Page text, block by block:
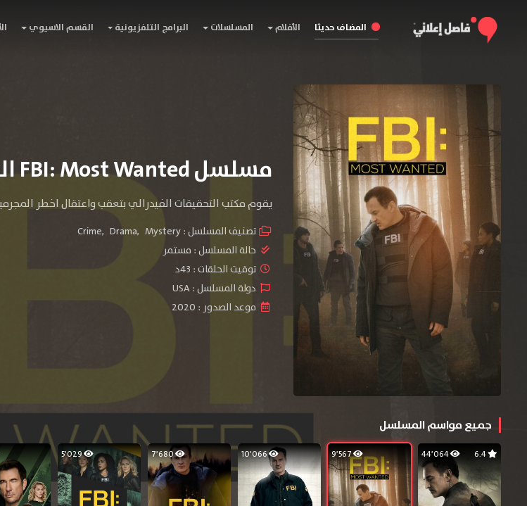
المضاف حديثا الأفلام المسلسلات البرامج التلفزيونية القسم الاسيوي
مسلسل FBI: Most Wanted الموسم الثاني
يقوم مكتب التحقيقات الفيدرالي بتعقب واعتقال اخطر
تصنيف المسلسل : Crime, Drama, Mystery
حالة المسلسل : مستمر
توقيت الحلقات : 43د
دولة المسلسل : USA
موعد الصدور : 2020
جميع مواسم المسلسل
9٬567 10٬066 7٬680 5٬029